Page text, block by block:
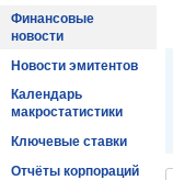
Финансовые
новости
Новости эмитентов
Календарь
макростатистики
Ключевые ставки
Отчёты корпораций